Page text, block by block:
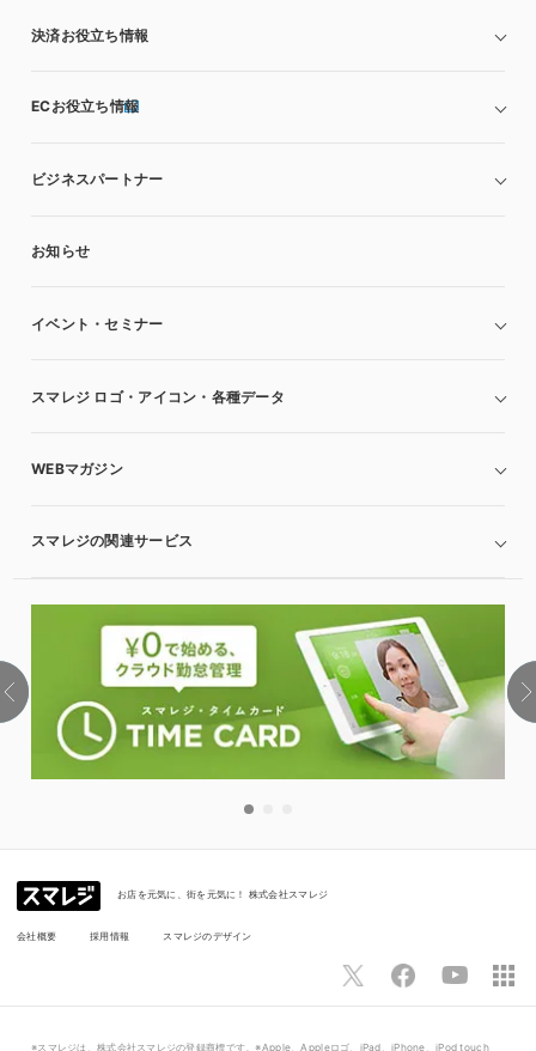
決済お役立ち情報
ECお役立ち情報
ビジネスパートナー
お知らせ
イベント・セミナー
スマレジ ロゴ・アイコン・各種データ
WEBマガジン
スマレジの関連サービス
お店を元気に、街を元気に！ 株式会社スマレジ
会社概要 採用情報 スマレジのデザイン
※スマレジは、株式会社スマレジの登録商標です。※Apple、Appleロゴ、iPad、iPhone、iPod touch